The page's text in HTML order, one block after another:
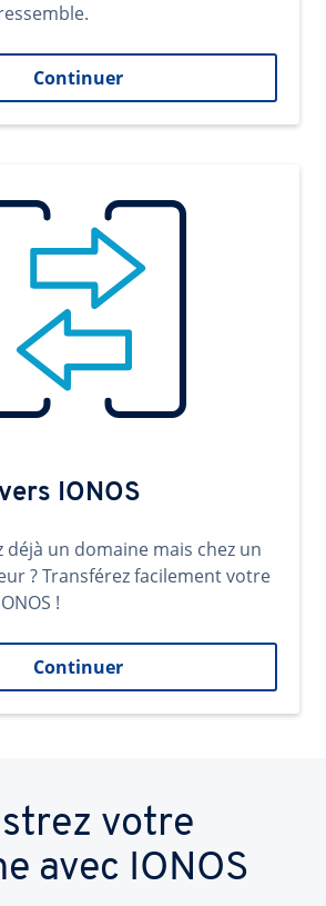
Continuer
IONOS
déjà un domaine mais chez un
? Transférez facilement votre
!
Continuer
votre
avec IONOS